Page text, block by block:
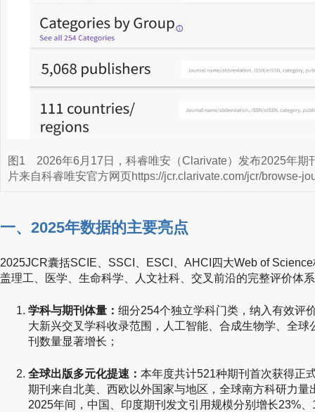
图1
2026年6月17日，科睿唯安（Clarivate）发布2025年期
片来自科睿唯安官方网页https://jcr.clarivate.com/jcr/browse-
一、2025年数据的主要亮点
2025JCR囊括SCIE、SSCI、ESCI、AHCI四大Web of
盖理工、医学、生命科学、人文社科、交叉前沿的完整评价体
学科与期刊体量： 细分254个独立学科门类，纳入有效评
大新兴交叉学科收录范围，人工智能、合成生物学、全
刊数量显著增长；
全球出版多元化提速： 本年度共计521种期刊首次获得正
期刊来自北美、西欧以外国家与地区，全球南方科研力量
2025年间，中国、印度期刊发文引用规模分别增长23%